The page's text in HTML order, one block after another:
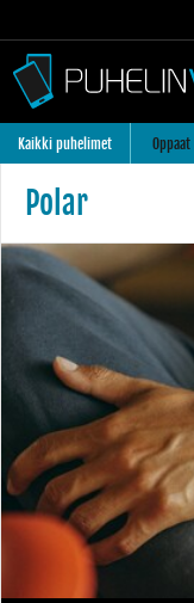
Kaikki puhelimet Oppaat
Polar